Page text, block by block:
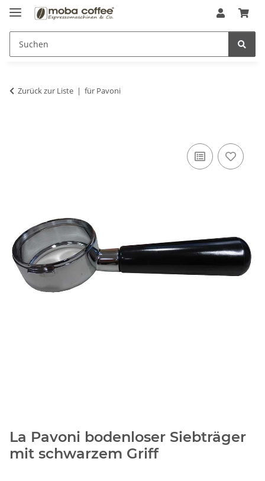
Zurück zur Liste für Pavoni
La Pavoni bodenloser Siebträger
mit schwarzem Griff